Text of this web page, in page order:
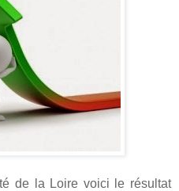
de la Loire voici le résultat